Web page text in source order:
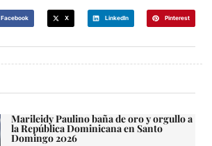
Facebook X LinkedIn Pinterest
Marileidy Paulino baña de oro y orgullo a
la República Dominicana en Santo
Domingo 2026